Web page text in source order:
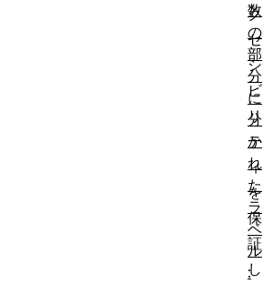
ク
セ
シ
ビ
リ
テ
ィ
を
保
証
し
数
の
部
分
に
分
か
れ
た
ラ
ベ
ル
: